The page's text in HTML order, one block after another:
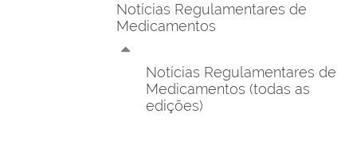
Notícias Regulamentares de
Medicamentos
Notícias Regulamentares de
Medicamentos (todas as
edições)